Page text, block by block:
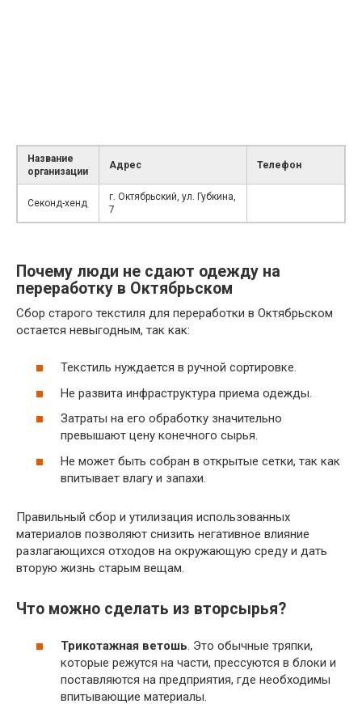
Название
организации
Адрес Телефон
Секонд-хенд
г. Октябрьский, ул. Губкина,
7
Почему люди не сдают одежду на
переработку в Октябрьском
Сбор старого текстиля для переработки в Октябрьском
остается невыгодным, так как:
Текстиль нуждается в ручной сортировке.
Не развита инфраструктура приема одежды.
Затраты на его обработку значительно
превышают цену конечного сырья.
Не может быть собран в открытые сетки, так как
впитывает влагу и запахи.
Правильный сбор и утилизация использованных
материалов позволяют снизить негативное влияние
разлагающихся отходов на окружающую среду и дать
вторую жизнь старым вещам.
Что можно сделать из вторсырья?
Трикотажная ветошь. Это обычные тряпки,
которые режутся на части, прессуются в блоки и
поставляются на предприятия, где необходимы
впитывающие материалы.